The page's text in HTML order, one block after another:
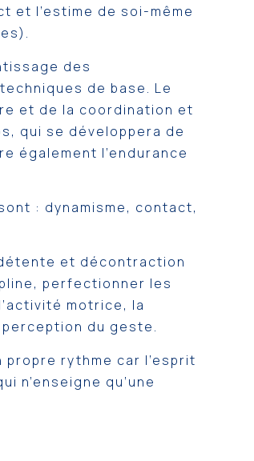
et l’estime de soi-même
des
de base. Le
et de la coordination et
qui se développera de
également l’endurance
: dynamisme, contact,
et décontraction
perfectionner les
motrice, la
du geste.
rythme car l’esprit
n’enseigne qu’une